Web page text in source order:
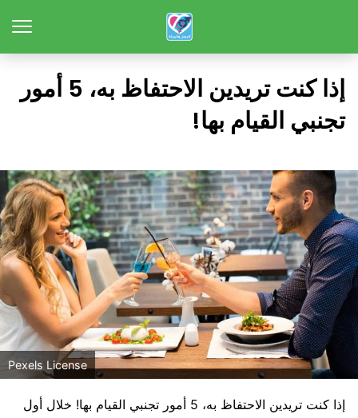
إذا كنت تريدين الاحتفاظ به، 5 أمور
تجنبي القيام بها!
Pexels License
إذا كنت تريدين الاحتفاظ به، 5 أمور تجنبي القيام بها! خلال أول